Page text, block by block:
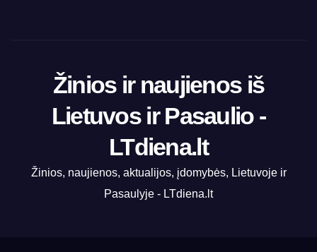
Žinios ir naujienos iš
Lietuvos ir Pasaulio -
LTdiena.lt
Žinios, naujienos, aktualijos, įdomybės, Lietuvoje ir
Pasaulyje - LTdiena.lt